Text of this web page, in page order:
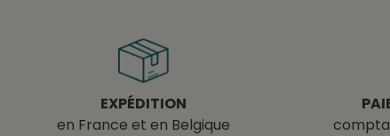
EXPÉDITION
en France et en Belgique